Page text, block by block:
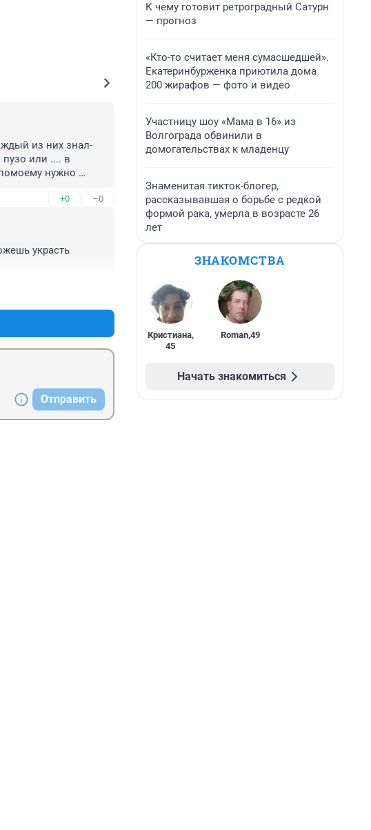
из них знал-
или .... в
нужно
+0 –0
украсть
Отправить
К чему готовит ретроградный Сатурн
— прогноз
«Кто-то считает меня сумасшедшей».
Екатеринбурженка приютила дома
200 жирафов — фото и видео
Участницу шоу «Мама в 16» из
Волгограда обвинили в
домогательствах к младенцу
Знаменитая тикток-блогер,
рассказывавшая о борьбе с редкой
формой рака, умерла в возрасте 26
лет
ЗНАКОМСТВА
Кристиана,
45
Roman,49
Начать знакомиться